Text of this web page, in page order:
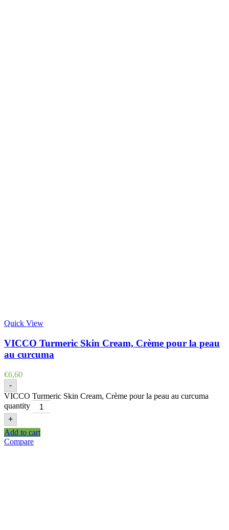
Quick View
VICCO Turmeric Skin Cream, Crème pour la peau
au curcuma
€6,60
-
VICCO Turmeric Skin Cream, Crème pour la peau au curcuma
quantity
+
Add to cart
Compare